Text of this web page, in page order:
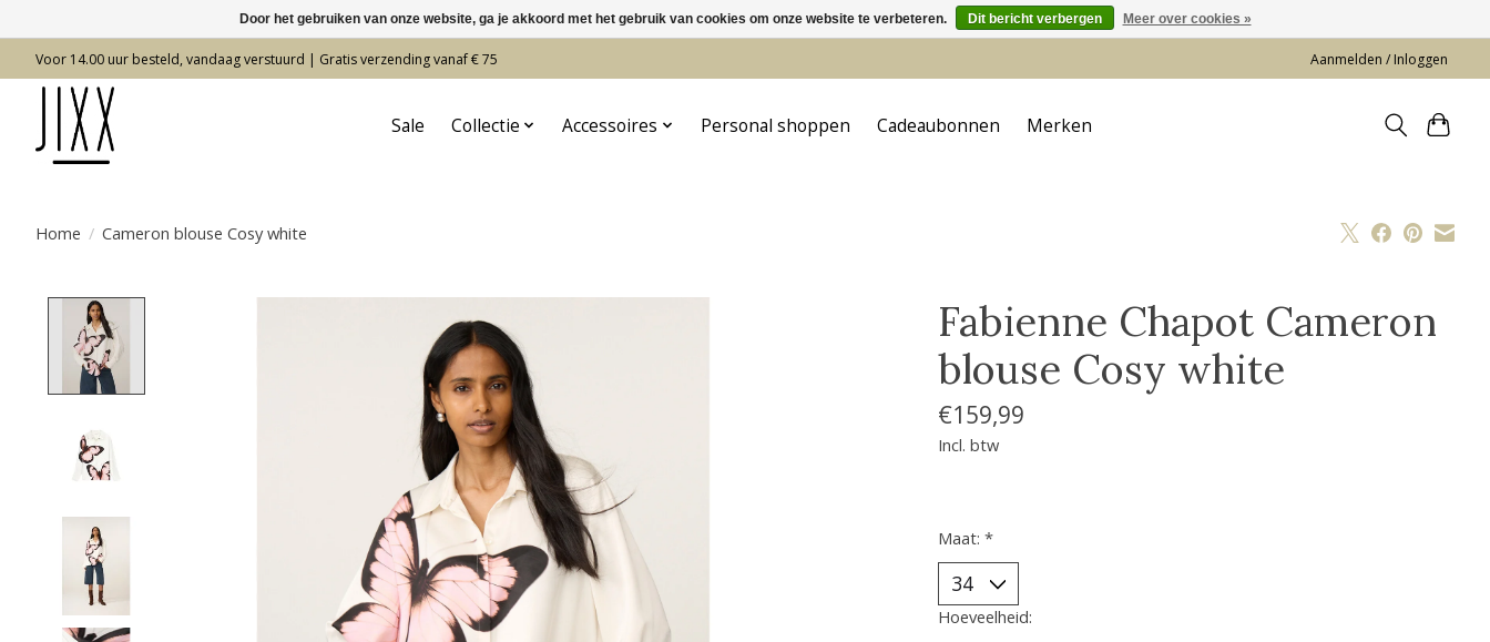
Voor 14.00 uur besteld, vandaag verstuurd | Gratis verzending vanaf € 75 Aanmelden / Inloggen
Sale Collectie Accessoires Personal shoppen Cadeaubonnen Merken
Home / Cameron blouse Cosy white
Fabienne Chapot Cameron
blouse Cosy white
€159,99
Incl. btw
Maat: *
Hoeveelheid:
Door het gebruiken van onze website, ga je akkoord met het gebruik van cookies om onze website te verbeteren. Dit bericht verbergen Meer over cookies »